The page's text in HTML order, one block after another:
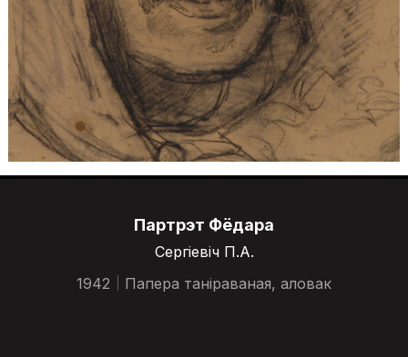
Партрэт Фёдара
Сергіевіч П.А.
1942
Папера таніраваная, аловак